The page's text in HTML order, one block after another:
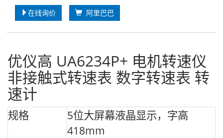
在线询价 阿里巴巴
优仪高 UA6234P+ 电机转速仪
非接触式转速表 数字转速表 转
速计
规格
5位大屏幕液晶显示，字高
418mm